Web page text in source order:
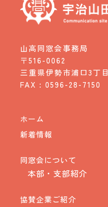
山高同窓会事務局
〒516-0062
三重県伊勢市浦口3丁
FAX : 0596-28-7150
ホーム
新着情報
同窓会について
本部・支部紹介
協賛企業ご紹介